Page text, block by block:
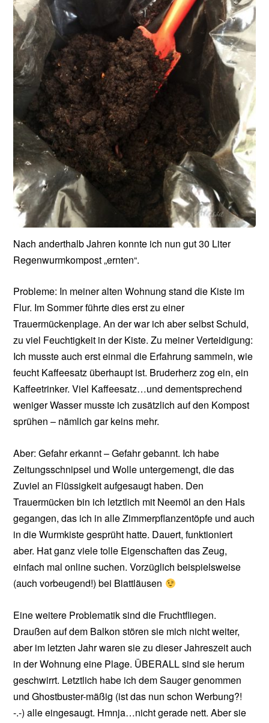
Nach anderthalb Jahren konnte ich nun gut 30 Liter
Regenwurmkompost „ernten“.
Probleme: In meiner alten Wohnung stand die Kiste im
Flur. Im Sommer führte dies erst zu einer
Trauermückenplage. An der war ich aber selbst Schuld,
zu viel Feuchtigkeit in der Kiste. Zu meiner Verteidigung:
Ich musste auch erst einmal die Erfahrung sammeln, wie
feucht Kaffeesatz überhaupt ist. Bruderherz zog ein, ein
Kaffeetrinker. Viel Kaffeesatz…und dementsprechend
weniger Wasser musste ich zusätzlich auf den Kompost
sprühen – nämlich gar keins mehr.
Aber: Gefahr erkannt – Gefahr gebannt. Ich habe
Zeitungsschnipsel und Wolle untergemengt, die das
Zuviel an Flüssigkeit aufgesaugt haben. Den
Trauermücken bin ich letztlich mit Neemöl an den Hals
gegangen, das ich in alle Zimmerpflanzentöpfe und auch
in die Wurmkiste gesprüht hatte. Dauert, funktioniert
aber. Hat ganz viele tolle Eigenschaften das Zeug,
einfach mal online suchen. Vorzüglich beispielsweise
(auch vorbeugend!) bei Blattläusen
Eine weitere Problematik sind die Fruchtfliegen.
Draußen auf dem Balkon stören sie mich nicht weiter,
aber im letzten Jahr waren sie zu dieser Jahreszeit auch
in der Wohnung eine Plage. ÜBERALL sind sie herum
geschwirrt. Letztlich habe ich dem Sauger genommen
und Ghostbuster-mäßig (ist das nun schon Werbung?!
-.-) alle eingesaugt. Hmnja…nicht gerade nett. Aber sie